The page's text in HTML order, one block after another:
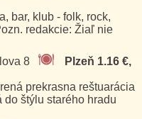
bar, klub - folk, rock,
redakcie: Žiaľ nie
8
Plzeň 1.16 €,
prekrasna reštuarácia
štýlu starého hradu